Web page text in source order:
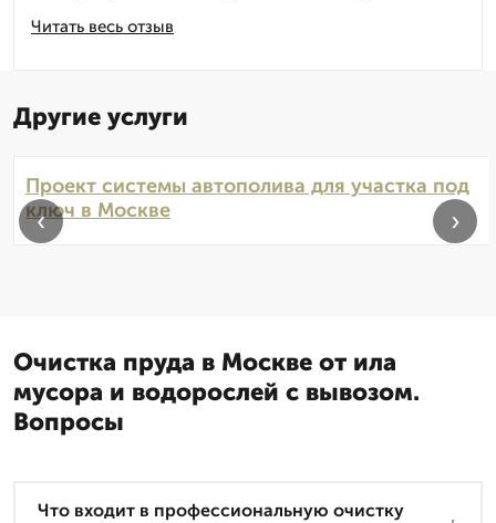
Читать весь отзыв
Другие услуги
Проект системы автополива для участка под
ключ в Москве
‹ ›
Очистка пруда в Москве от ила
мусора и водорослей с вывозом.
Вопросы
Что входит в профессиональную очистку